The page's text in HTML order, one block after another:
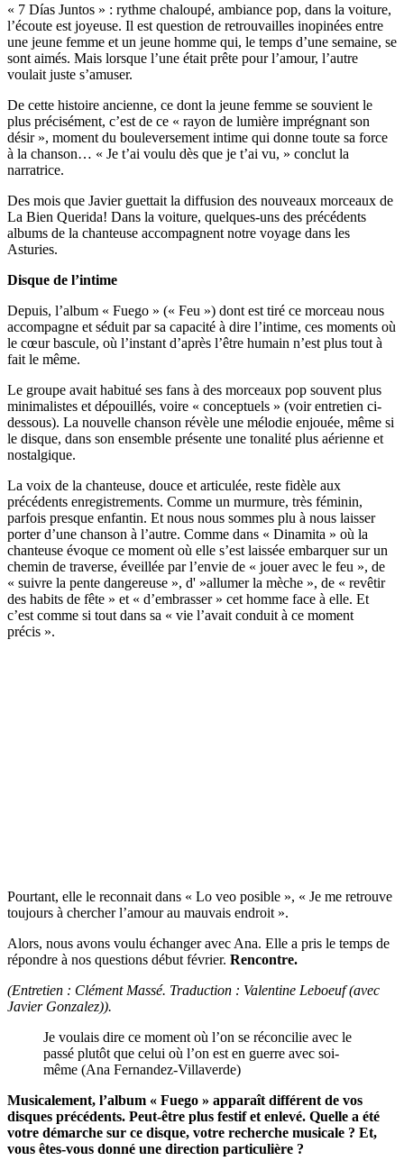
« 7 Días Juntos » : rythme chaloupé, ambiance pop, dans la voiture,
l’écoute est joyeuse. Il est question de retrouvailles inopinées entre
une jeune femme et un jeune homme qui, le temps d’une semaine, se
sont aimés. Mais lorsque l’une était prête pour l’amour, l’autre
voulait juste s’amuser.
De cette histoire ancienne, ce dont la jeune femme se souvient le
plus précisément, c’est de ce « rayon de lumière imprégnant son
désir », moment du bouleversement intime qui donne toute sa force
à la chanson… « Je t’ai voulu dès que je t’ai vu, » conclut la
narratrice.
Des mois que Javier guettait la diffusion des nouveaux morceaux de
La Bien Querida! Dans la voiture, quelques-uns des précédents
albums de la chanteuse accompagnent notre voyage dans les
Asturies.
Disque de l’intime
Depuis, l’album « Fuego » (« Feu ») dont est tiré ce morceau nous
accompagne et séduit par sa capacité à dire l’intime, ces moments où
le cœur bascule, où l’instant d’après l’être humain n’est plus tout à
fait le même.
Le groupe avait habitué ses fans à des morceaux pop souvent plus
minimalistes et dépouillés, voire « conceptuels » (voir entretien ci-
dessous). La nouvelle chanson révèle une mélodie enjouée, même si
le disque, dans son ensemble présente une tonalité plus aérienne et
nostalgique.
La voix de la chanteuse, douce et articulée, reste fidèle aux
précédents enregistrements. Comme un murmure, très féminin,
parfois presque enfantin. Et nous nous sommes plu à nous laisser
porter d’une chanson à l’autre. Comme dans « Dinamita » où la
chanteuse évoque ce moment où elle s’est laissée embarquer sur un
chemin de traverse, éveillée par l’envie de « jouer avec le feu », de
« suivre la pente dangereuse », d' »allumer la mèche », de « revêtir
des habits de fête » et « d’embrasser » cet homme face à elle. Et
c’est comme si tout dans sa « vie l’avait conduit à ce moment
précis ».
Pourtant, elle le reconnait dans « Lo veo posible », « Je me retrouve
toujours à chercher l’amour au mauvais endroit ».
Alors, nous avons voulu échanger avec Ana. Elle a pris le temps de
répondre à nos questions début février. Rencontre.
(Entretien : Clément Massé. Traduction : Valentine Leboeuf (avec
Javier Gonzalez)).
Je voulais dire ce moment où l’on se réconcilie avec le
passé plutôt que celui où l’on est en guerre avec soi-
même (Ana Fernandez-Villaverde)
Musicalement, l’album « Fuego » apparaît différent de vos
disques précédents. Peut-être plus festif et enlevé. Quelle a été
votre démarche sur ce disque, votre recherche musicale ? Et,
vous êtes-vous donné une direction particulière ?